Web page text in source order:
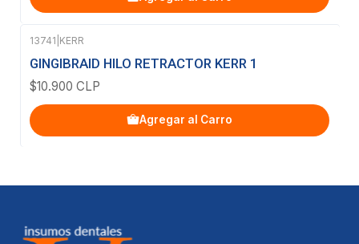
13741 KERR
GINGIBRAID HILO RETRACTOR KERR 1
$10.900 CLP
Agregar al Carro